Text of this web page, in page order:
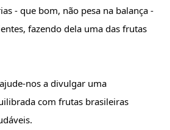
- que bom, não pesa na balança -
fazendo dela uma das frutas
nos a divulgar uma
com frutas brasileiras